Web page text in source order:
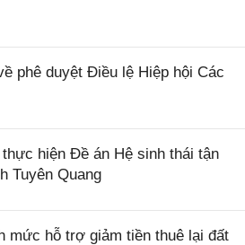
phê duyệt Điều lệ Hiệp hội Các
hiện Đề án Hệ sinh thái tận
Tuyên Quang
mức hỗ trợ giảm tiền thuê lại đất